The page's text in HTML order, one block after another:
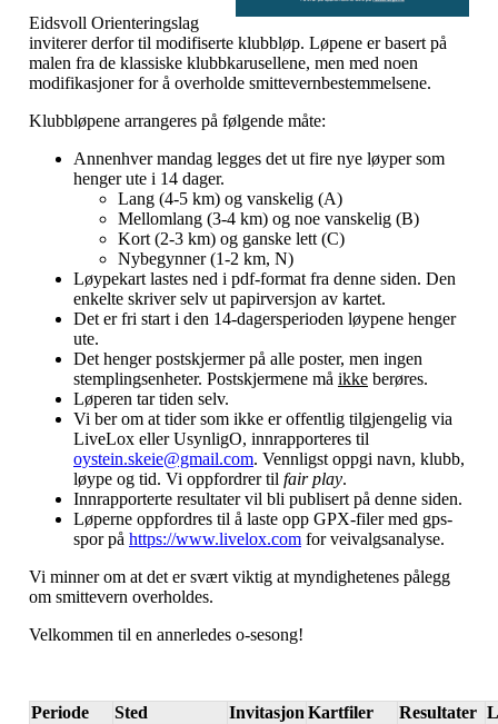
Eidsvoll Orienteringslag
inviterer derfor til modifiserte klubbløp. Løpene er basert på
malen fra de klassiske klubbkarusellene, men med noen
modifikasjoner for å overholde smittevernbestemmelsene.
Klubbløpene arrangeres på følgende måte:
Annenhver mandag legges det ut fire nye løyper som
henger ute i 14 dager.
Lang (4-5 km) og vanskelig (A)
Mellomlang (3-4 km) og noe vanskelig (B)
Kort (2-3 km) og ganske lett (C)
Nybegynner (1-2 km, N)
Løypekart lastes ned i pdf-format fra denne siden. Den
enkelte skriver selv ut papirversjon av kartet.
Det er fri start i den 14-dagersperioden løypene henger
ute.
Det henger postskjermer på alle poster, men ingen
stemplingsenheter. Postskjermene må ikke berøres.
Løperen tar tiden selv.
Vi ber om at tider som ikke er offentlig tilgjengelig via
LiveLox eller UsynligO, innrapporteres til
oystein.skeie@gmail.com. Vennligst oppgi navn, klubb,
løype og tid. Vi oppfordrer til fair play.
Innrapporterte resultater vil bli publisert på denne siden.
Løperne oppfordres til å laste opp GPX-filer med gps-
spor på https://www.livelox.com for veivalgsanalyse.
Vi minner om at det er svært viktig at myndighetenes pålegg
om smittevern overholdes.
Velkommen til en annerledes o-sesong!
Periode Sted Invitasjon Kartfiler Resultater